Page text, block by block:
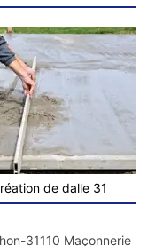
de dalle 31